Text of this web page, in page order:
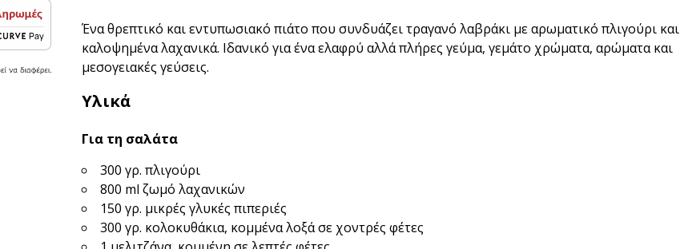
Ένα θρεπτικό και εντυπωσιακό πιάτο που συνδυάζει τραγανό λαβράκι με αρωματικό πλιγούρι και
καλοψημένα λαχανικά. Ιδανικό για ένα ελαφρύ αλλά πλήρες γεύμα, γεμάτο χρώματα, αρώματα και
μεσογειακές γεύσεις.
Υλικά
Για τη σαλάτα
300 γρ. πλιγούρι
800 ml ζωμό λαχανικών
150 γρ. μικρές γλυκές πιπεριές
300 γρ. κολοκυθάκια, κομμένα λοξά σε χοντρές φέτες